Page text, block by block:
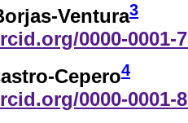
Ventura3
0000-0001-
Cepero4
0000-0001-